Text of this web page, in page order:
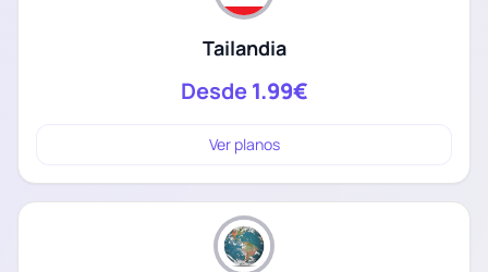
Tailandia
Desde1.99€
Ver planos